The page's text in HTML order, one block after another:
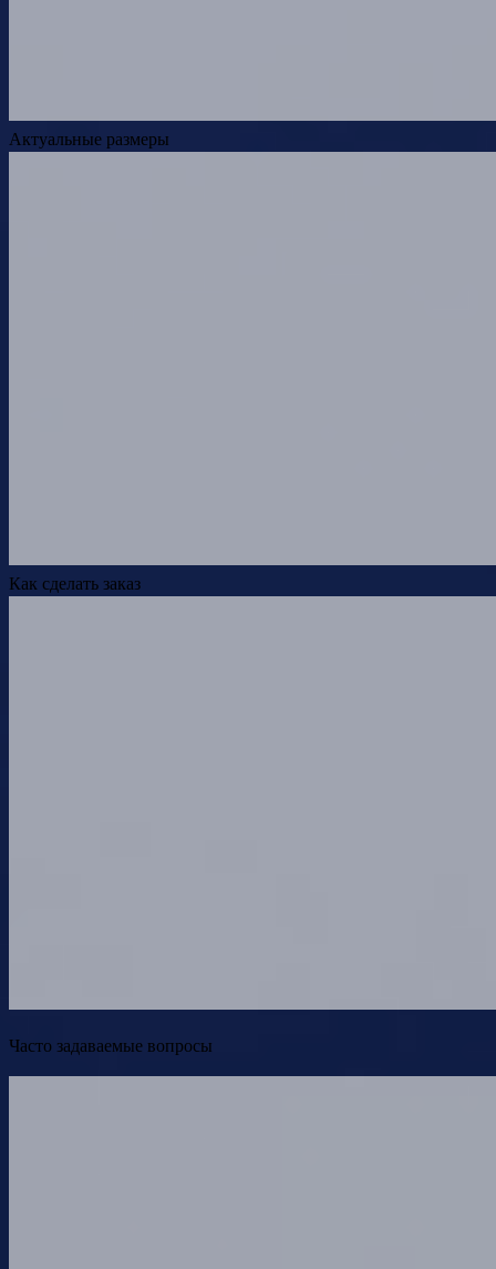
Актуальные размеры
Как сделать заказ
Часто задаваемые вопросы